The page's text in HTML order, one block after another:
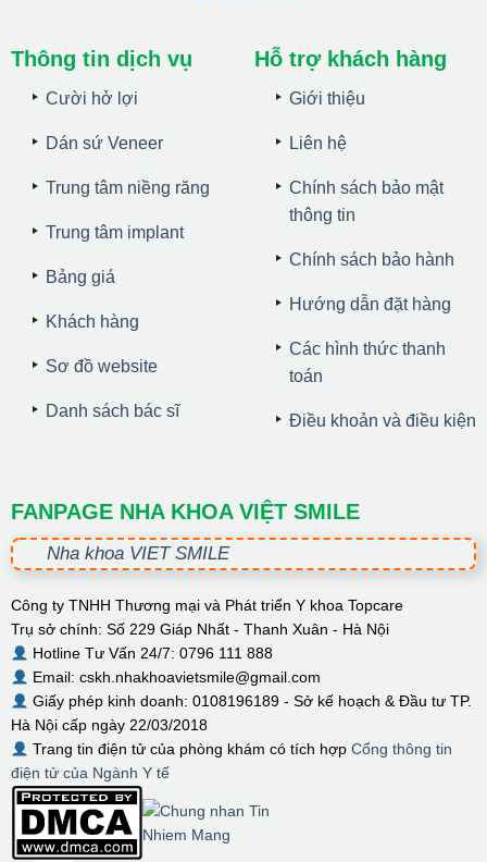
Thông tin dịch vụ
Cười hở lợi
Dán sứ Veneer
Trung tâm niềng răng
Trung tâm implant
Bảng giá
Khách hàng
Sơ đồ website
Danh sách bác sĩ
Hỗ trợ khách hàng
Giới thiệu
Liên hệ
Chính sách bảo mật
thông tin
Chính sách bảo hành
Hướng dẫn đặt hàng
Các hình thức thanh
toán
Điều khoản và điều kiện
FANPAGE NHA KHOA VIỆT SMILE
Nha khoa VIET SMILE
Công ty TNHH Thương mại và Phát triển Y khoa Topcare
Trụ sở chính: Số 229 Giáp Nhất - Thanh Xuân - Hà Nội
Hotline Tư Vấn 24/7: 0796 111 888
Email: cskh.nhakhoavietsmile@gmail.com
Giấy phép kinh doanh: 0108196189 - Sở kế hoạch & Đầu tư TP.
Hà Nội cấp ngày 22/03/2018
Trang tin điện tử của phòng khám có tích hợp Cổng thông tin
điện tử của Ngành Y tế